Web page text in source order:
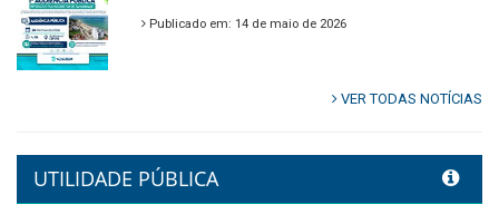
🌿🚤 Semana Mundial do Meio
Ambiente em Tamandaré
alinhamento estratégico do
Conecta+ Tamandaré.